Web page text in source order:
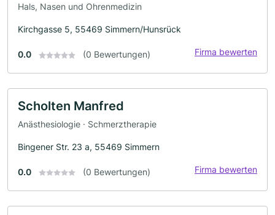
Hals, Nasen und Ohrenmedizin
Kirchgasse 5, 55469 Simmern/Hunsrück
0.0 (0 Bewertungen) Firma bewerten
Scholten Manfred
Anästhesiologie · Schmerztherapie
Bingener Str. 23 a, 55469 Simmern
0.0 (0 Bewertungen) Firma bewerten